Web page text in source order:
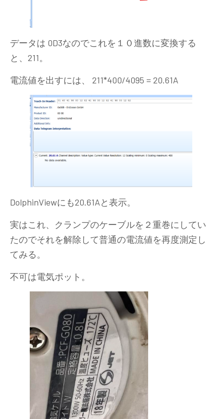
データは 0D3なのでこれを１０進数に変換する
と、211。
電流値を出すには、 211*400/4095 = 20.61A
DolphinViewにも20.61Aと表示。
実はこれ、クランプのケーブルを２重巻にしてい
たのでそれを解除して普通の電流値を再度測定し
てみる。
不可は電気ポット。